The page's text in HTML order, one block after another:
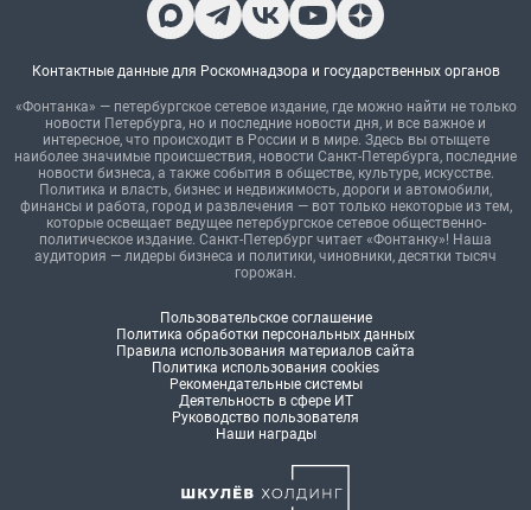
Контактные данные для Роскомнадзора и государственных органов
«Фонтанка» — петербургское сетевое издание, где можно найти не только
новости Петербурга, но и последние новости дня, и все важное и
интересное, что происходит в России и в мире. Здесь вы отыщете
наиболее значимые происшествия, новости Санкт-Петербурга, последние
новости бизнеса, а также события в обществе, культуре, искусстве.
Политика и власть, бизнес и недвижимость, дороги и автомобили,
финансы и работа, город и развлечения — вот только некоторые из тем,
которые освещает ведущее петербургское сетевое общественно-
политическое издание. Санкт-Петербург читает «Фонтанку»! Наша
аудитория — лидеры бизнеса и политики, чиновники, десятки тысяч
горожан.
Пользовательское соглашение
Политика обработки персональных данных
Правила использования материалов сайта
Политика использования cookies
Рекомендательные системы
Деятельность в сфере ИТ
Руководство пользователя
Наши награды